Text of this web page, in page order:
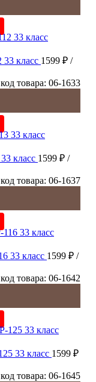
33 класс 1599 ₽ /
код товара: 06-1633
класс 1599 ₽ /
код товара: 06-1637
33 класс 1599 ₽ /
код товара: 06-1642
33 класс 1599 ₽
код товара: 06-1645